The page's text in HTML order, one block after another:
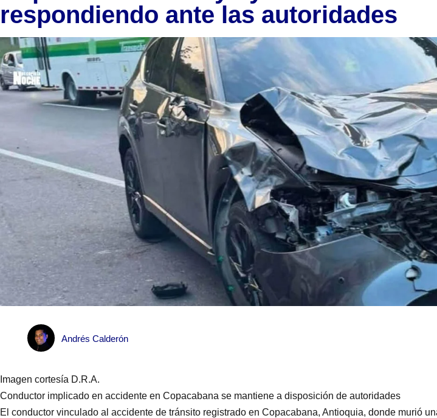
respondiendo ante las autoridades
Andrés Calderón
Imagen cortesía D.R.A.
Conductor implicado en accidente en Copacabana se mantiene a disposición de autoridades
El conductor vinculado al accidente de tránsito registrado en Copacabana, Antioquia, donde murió